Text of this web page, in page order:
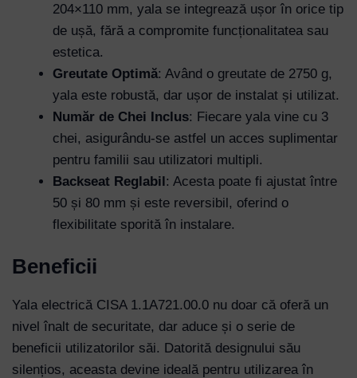
204×110 mm, yala se integrează ușor în orice tip
de ușă, fără a compromite funcționalitatea sau
estetica.
Greutate Optimă: Având o greutate de 2750 g,
yala este robustă, dar ușor de instalat și utilizat.
Număr de Chei Inclus: Fiecare yala vine cu 3
chei, asigurându-se astfel un acces suplimentar
pentru familii sau utilizatori multipli.
Backseat Reglabil: Acesta poate fi ajustat între
50 și 80 mm și este reversibil, oferind o
flexibilitate sporită în instalare.
Beneficii
Yala electrică CISA 1.1A721.00.0 nu doar că oferă un
nivel înalt de securitate, dar aduce și o serie de
beneficii utilizatorilor săi. Datorită designului său
silențios, aceasta devine ideală pentru utilizarea în
Username or Email Address
Password
Remember Me
Lost your password?